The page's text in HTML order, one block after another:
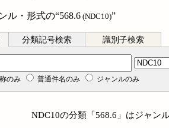
ル・形式の“568.6 (NDC10)”
分類記号検索 識別子検索
のみ 普通件名のみ ジャンルのみ
NDC10の分類「568.6」はジャン